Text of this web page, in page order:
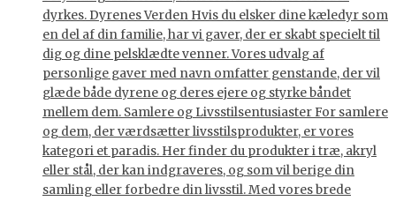
dyrkes. Dyrenes Verden Hvis du elsker dine kæledyr som
en del af din familie, har vi gaver, der er skabt specielt til
dig og dine pelsklædte venner. Vores udvalg af
personlige gaver med navn omfatter genstande, der vil
glæde både dyrene og deres ejere og styrke båndet
mellem dem. Samlere og Livsstilsentusiaster For samlere
og dem, der værdsætter livsstilsprodukter, er vores
kategori et paradis. Her finder du produkter i træ, akryl
eller stål, der kan indgraveres, og som vil berige din
samling eller forbedre din livsstil. Med vores brede